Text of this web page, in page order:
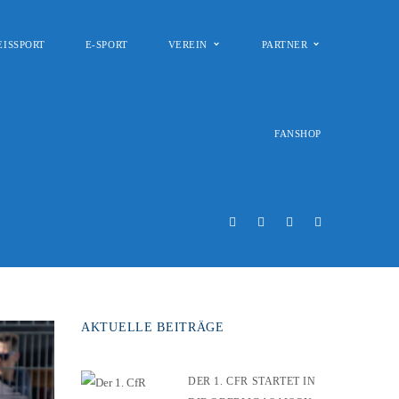
E-SPORT VEREIN PARTNER
FANSHOP
AKTUELLE BEITRÄGE
DER 1. CFR STARTET IN